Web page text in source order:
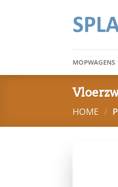
MOPWAGENS
HOME /